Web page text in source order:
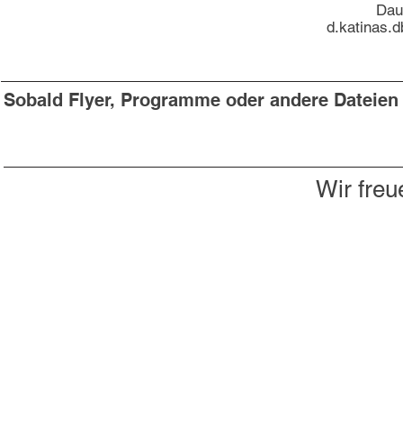
Sobald Flyer, Programme oder andere
Wir